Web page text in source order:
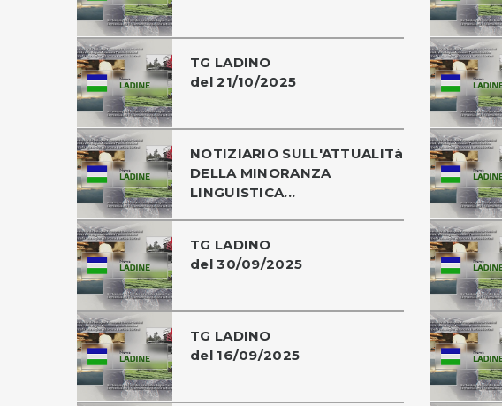
TG LADINO
del 21/10/2025
NOTIZIARIO SULL'ATTUALITà
DELLA MINORANZA
LINGUISTICA...
TG LADINO
del 30/09/2025
TG LADINO
del 16/09/2025